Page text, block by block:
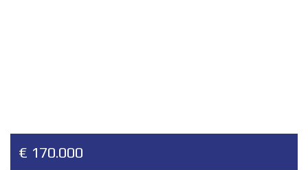
€ 170.000